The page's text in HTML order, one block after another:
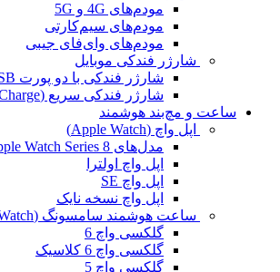
مودم‌های 4G و 5G
مودم‌های سیم‌کارتی
مودم‌های وای‌فای جیبی
شارژر فندکی موبایل
شارژر فندکی با دو پورت USB
شارژر فندکی سریع (Fast Charge)
ساعت و مچ‌بند هوشمند
اپل واچ (Apple Watch)
مدل‌های Apple Watch Series 8
اپل واچ اولترا
اپل واچ SE
اپل واچ نسخه نایک
ساعت هوشمند سامسونگ (Galaxy Watch)
گلکسی واچ 6
گلکسی واچ 6 کلاسیک
گلکسی واچ 5